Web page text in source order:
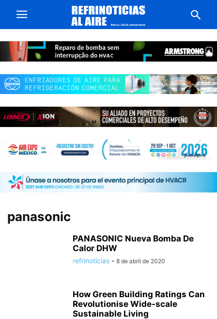
panasonic
PANASONIC Nueva Bomba De
Calor DHW
refrinoticias - 8 de abril de 2020
How Green Building Ratings Can
Revolutionise Wide-scale
Sustainable Living